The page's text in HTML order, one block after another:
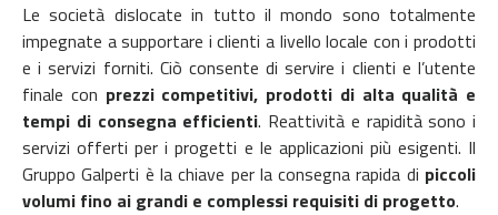
Le società dislocate in tutto il mondo sono totalmente
impegnate a supportare i clienti a livello locale con i prodotti
e i servizi forniti. Ciò consente di servire i clienti e l’utente
finale con prezzi competitivi, prodotti di alta qualità e
tempi di consegna efficienti. Reattività e rapidità sono i
servizi offerti per i progetti e le applicazioni più esigenti. Il
Gruppo Galperti è la chiave per la consegna rapida di piccoli
volumi fino ai grandi e complessi requisiti di progetto.